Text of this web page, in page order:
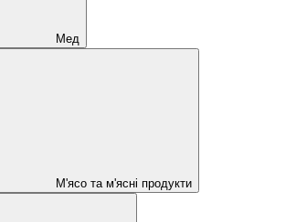
Мед
М'ясо та м'ясні продукти